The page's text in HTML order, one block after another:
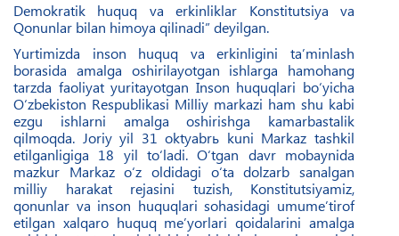
Demokratik huquq va erkinliklar Konstitutsiya va
Qonunlar bilan himoya qilinadi” deyilgan.
Yurtimizda inson huquq va erkinligini ta’minlash
borasida amalga oshirilayotgan ishlarga hamohang
tarzda faoliyat yuritayotgan Inson huquqlari bo‘yicha
O‘zbekiston Respublikasi Milliy markazi ham shu kabi
ezgu ishlarni amalga oshirishga kamarbastalik
qilmoqda. Joriy yil 31 oktyabrь kuni Markaz tashkil
etilganligiga 18 yil to‘ladi. O‘tgan davr mobaynida
mazkur Markaz o‘z oldidagi o‘ta dolzarb sanalgan
milliy harakat rejasini tuzish, Konstitutsiyamiz,
qonunlar va inson huquqlari sohasidagi umume’tirof
etilgan xalqaro huquq me’yorlari qoidalarini amalga